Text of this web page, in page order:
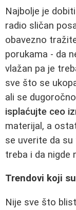
Najbolje je
radio sličan
obavezno
porukama - da
vlažan pa je
sve što se
ali se
isplaćujte ceo
materijal, a
se uverite da
treba i da nigde
Trendovi koji
Nije sve što